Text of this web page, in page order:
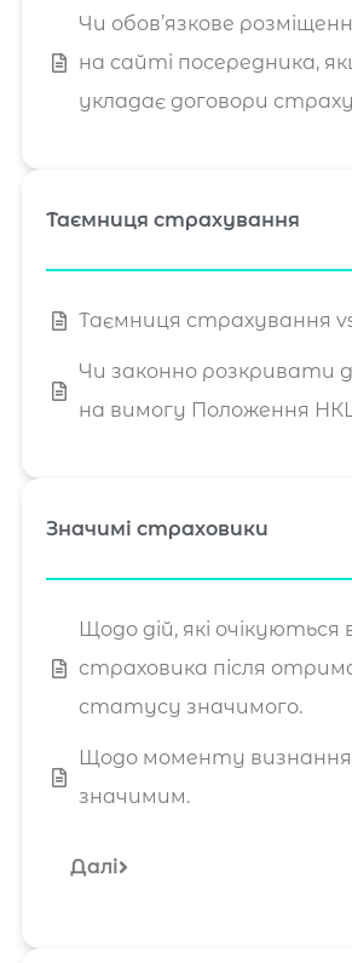
Чи обов’язкове
на сайті посередника,
укладає договори
Таємниця страхування
Таємниця страхування vs
Чи законно розкривати
на вимогу Положення
Значимі страховики
Щодо дій, які очікуються
страховика після
статусу значимого.
Щодо моменту
значимим.
Далі